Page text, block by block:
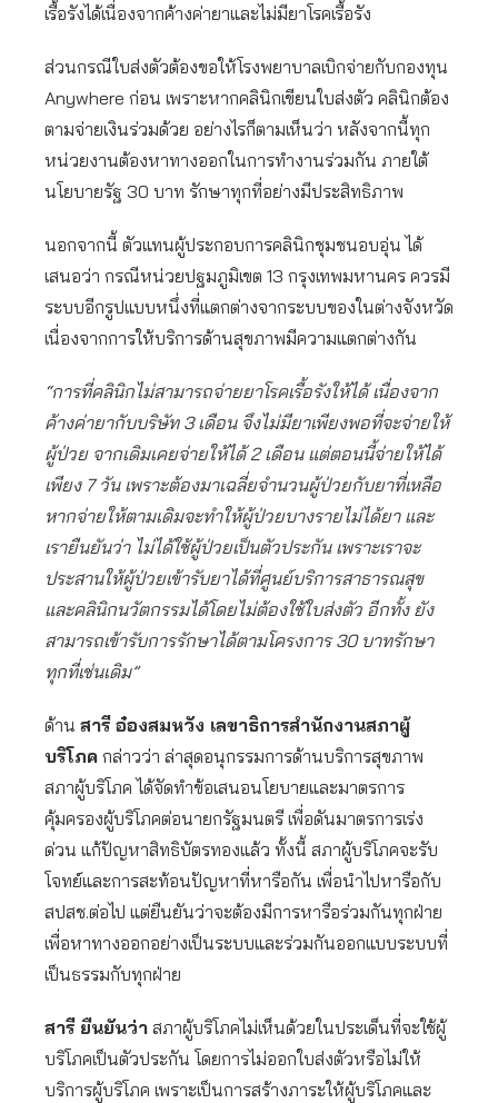
เรื้อรังได้เนื่องจากค้างค่ายาและไม่มียาโรคเรื้อรัง
ส่วนกรณีใบส่งตัวต้องขอให้โรงพยาบาลเบิกจ่ายกับกองทุน
Anywhere ก่อน เพราะหากคลินิกเขียนใบส่งตัว คลินิกต้อง
ตามจ่ายเงินร่วมด้วย อย่างไรก็ตามเห็นว่า หลังจากนี้ทุก
หน่วยงานต้องหาทางออกในการทำงานร่วมกัน ภายใต้
นโยบายรัฐ 30 บาท รักษาทุกที่อย่างมีประสิทธิภาพ
นอกจากนี้ ตัวแทนผู้ประกอบการคลินิกชุมชนอบอุ่น ได้
เสนอว่า กรณีหน่วยปฐมภูมิเขต 13 กรุงเทพมหานคร ควรมี
ระบบอีกรูปแบบหนึ่งที่แตกต่างจากระบบของในต่างจังหวัด
เนื่องจากการให้บริการด้านสุขภาพมีความแตกต่างกัน
“การที่คลินิกไม่สามารถจ่ายยาโรคเรื้อรังให้ได้ เนื่องจาก
ค้างค่ายากับบริษัท 3 เดือน จึงไม่มียาเพียงพอที่จะจ่ายให้
ผู้ป่วย จากเดิมเคยจ่ายให้ได้ 2 เดือน แต่ตอนนี้จ่ายให้ได้
เพียง 7 วัน เพราะต้องมาเฉลี่ยจำนวนผู้ป่วยกับยาที่เหลือ
หากจ่ายให้ตามเดิมจะทำให้ผู้ป่วยบางรายไม่ได้ยา และ
เรายืนยันว่า ไม่ได้ใช้ผู้ป่วยเป็นตัวประกัน เพราะเราจะ
ประสานให้ผู้ป่วยเข้ารับยาได้ที่ศูนย์บริการสาธารณสุข
และคลินิกนวัตกรรมได้โดยไม่ต้องใช้ใบส่งตัว อีกทั้ง ยัง
สามารถเข้ารับการรักษาได้ตามโครงการ 30 บาทรักษา
ทุกที่เช่นเดิม”
ด้าน สารี อ๋องสมหวัง เลขาธิการสำนักงานสภาผู้
บริโภค กล่าวว่า ล่าสุดอนุกรรมการด้านบริการสุขภาพ
สภาผู้บริโภค ได้จัดทำข้อเสนอนโยบายและมาตรการ
คุ้มครองผู้บริโภคต่อนายกรัฐมนตรี เพื่อดันมาตรการเร่ง
ด่วน แก้ปัญหาสิทธิบัตรทองแล้ว ทั้งนี้ สภาผู้บริโภคจะรับ
โจทย์และการสะท้อนปัญหาที่หารือกัน เพื่อนำไปหารือกับ
สปสช.ต่อไป แต่ยืนยันว่าจะต้องมีการหารือร่วมกันทุกฝ่าย
เพื่อหาทางออกอย่างเป็นระบบและร่วมกันออกแบบระบบที่
เป็นธรรมกับทุกฝ่าย
สารี ยืนยันว่า สภาผู้บริโภคไม่เห็นด้วยในประเด็นที่จะใช้ผู้
บริโภคเป็นตัวประกัน โดยการไม่ออกใบส่งตัวหรือไม่ให้
บริการผู้บริโภค เพราะเป็นการสร้างภาระให้ผู้บริโภคและ